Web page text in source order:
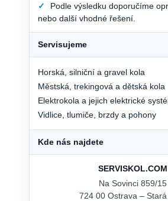
✓
Podle výsledku doporučíme
nebo další vhodné řešení.
Servisujeme
Horská, silniční a gravel kola
Městská, trekingová a dětská kola
Elektrokola a jejich elektrické
Vidlice, tlumiče, brzdy a pohony
Kde nás najdete
SERVISKOL.COM
Na Sovinci 859/15
724 00 Ostrava – Stará